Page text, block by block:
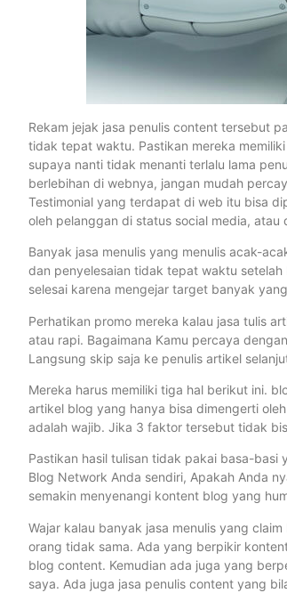
Rekam jejak jasa penulis content tersebut
tidak tepat waktu. Pastikan mereka
supaya nanti tidak menanti terlalu lama
berlebihan di webnya, jangan mudah
Testimonial yang terdapat di web itu bisa
oleh pelanggan di status social media, atau
Banyak jasa menulis yang menulis acak-
dan penyelesaian tidak tepat waktu
selesai karena mengejar target banyak
Perhatikan promo mereka kalau jasa tulis
atau rapi. Bagaimana Kamu percaya
Langsung skip saja ke penulis artikel
Mereka harus memiliki tiga hal berikut ini.
artikel blog yang hanya bisa dimengerti
adalah wajib. Jika 3 faktor tersebut tidak
Pastikan hasil tulisan tidak pakai basa-
Blog Network Anda sendiri, Apakah Anda
semakin menyenangi kontent blog yang
Wajar kalau banyak jasa menulis yang
orang tidak sama. Ada yang berpikir
blog content. Kemudian ada juga yang
saya. Ada juga jasa penulis content yang